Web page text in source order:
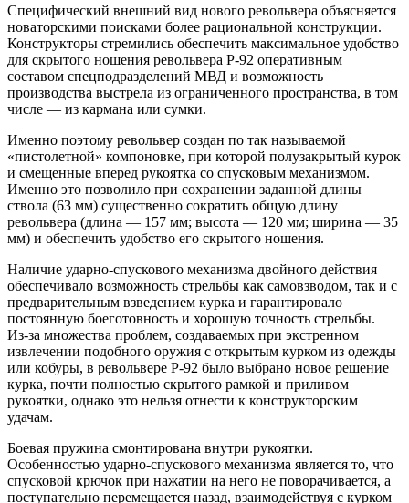
Специфический внешний вид нового револьвера объясняется
новаторскими поисками более рациональной конструкции.
Конструкторы стремились обеспечить максимальное удобство
для скрытого ношения револьвера Р-92 оперативным
составом спецподразделений МВД и возможность
производства выстрела из ограниченного пространства, в том
числе — из кармана или сумки.
Именно поэтому револьвер создан по так называемой
«пистолетной» компоновке, при которой полузакрытый курок
и смещенные вперед рукоятка со спусковым механизмом.
Именно это позволило при сохранении заданной длины
ствола (63 мм) существенно сократить общую длину
револьвера (длина — 157 мм; высота — 120 мм; ширина — 35
мм) и обеспечить удобство его скрытого ношения.
Наличие ударно-спускового механизма двойного действия
обеспечивало возможность стрельбы как самовзводом, так и с
предварительным взведением курка и гарантировало
постоянную боеготовность и хорошую точность стрельбы.
Из-за множества проблем, создаваемых при экстренном
извлечении подобного оружия с открытым курком из одежды
или кобуры, в револьвере Р-92 было выбрано новое решение
курка, почти полностью скрытого рамкой и приливом
рукоятки, однако это нельзя отнести к конструкторским
удачам.
Боевая пружина смонтирована внутри рукоятки.
Особенностью ударно-спускового механизма является то, что
спусковой крючок при нажатии на него не поворачивается, а
поступательно перемещается назад, взаимодействуя с курком